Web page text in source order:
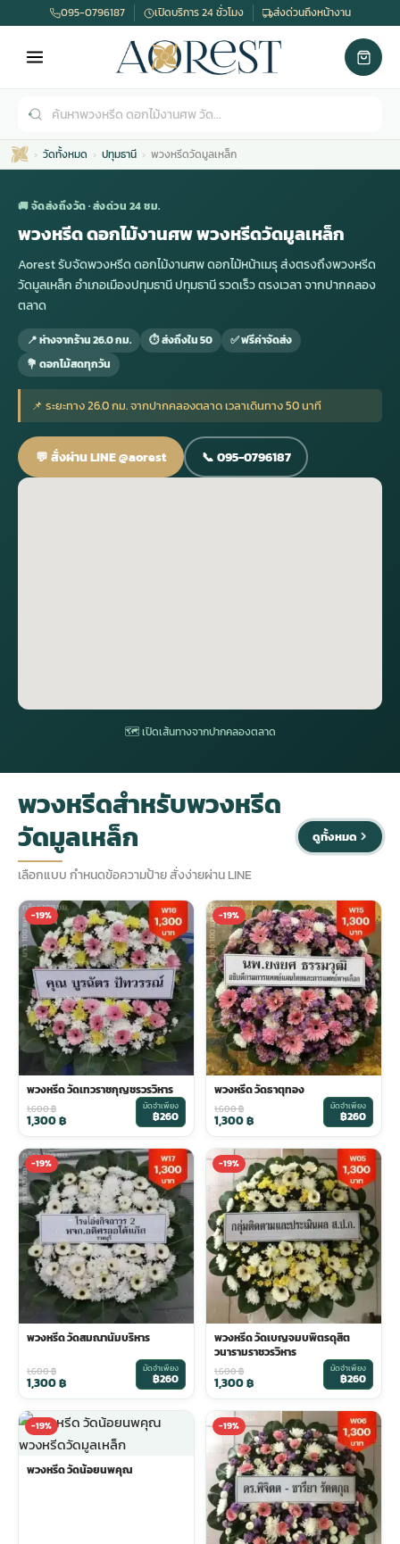
ดอกไม้หน้าศพ
ดอกไม้จัดงานศพ
จัดดอกไม้หน้าศพ
ดอกไม้หน้าหีบ
ดอกไม้งานศพ กรุงเทพ
ดอกไม้งานศพ ปากคลองตลาด
ร้านดอกไม้งานศพ ใกล้ฉัน
ดอกไม้งานศพ ราคาถูก
จัดดอกไม้งานศพ ราคา
ดอกไม้งานศพ ส่งฟรี
ดอกไม้งานศพ ออนไลน์
พวงดอกไม้งานศพ
tpdecorate ปูพื้น
พวงหรีด กรุงเทพ
พวงหรีดราคา
สั่งพวงหรีด
ร้านพวงหรีด
พวงหรีดดอกไม้สด ราคาถูก
สั่งพวงหรีด ออนไลน์
ส่งพวงหรีด ด่วน กรุงเทพ
ร้านพวงหรีด กรุงเทพ ส่งฟรี
พวงหรีด ปากคลองตลาด ราคา
พวงหรีด ส่งด่วน วันนี้
มรุ
น้าเมรุ
มรุสีขาว
ไม้หน้าเมรุ
ระดับเมรุ
มรุ ออนไลน์
มรุ ส่งด่วน
น้าเมรุ กรุงเทพ
ไม้งานแต่ง
ไม้งานแต่ง ราคา
ไม้งานแต่ง ราคาถูก
ไม้งานแต่ง กรุงเทพ
พวงหรีดพัดลม
พวงหรีดพัดลม ราคา
พวงหรีดพัดลม ราคาถูก
พวงหรีดพัดลม กรุงเทพ
พวงหรีดพัดลม แบบสวยๆ
รับจัดงานศพ
รับจัดงานศพ ราคา
รับจัดงานศพ ครบวงจร
รับจัดงานศพ กรุงเทพ
095-0796187 เปิดบริการ 24 ชั่วโมง ส่งด่วนถึงหน้างาน
วัดทั้งหมด ปทุมธานี พวงหรีดวัดมูลเหล็ก
🚚 จัดส่งถึงวัด · ส่งด่วน 24 ชม.
พวงหรีด ดอกไม้งานศพ พวงหรีดวัดมูลเหล็ก
Aorest รับจัดพวงหรีด ดอกไม้งานศพ ดอกไม้หน้าเมรุ ส่งตรงถึงพวงหรีด
วัดมูลเหล็ก อำเภอเมืองปทุมธานี ปทุมธานี รวดเร็ว ตรงเวลา จากปากคลอง
ตลาด
📍 ห่างจากร้าน 26.0 กม. ⏱ ส่งถึงใน 50
✅ ฟรีค่าจัดส่ง
💐 ดอกไม้สดทุกวัน
📌 ระยะทาง 26.0 กม. จากปากคลองตลาด เวลาเดินทาง 50 นาที
💬 สั่งผ่าน LINE @aorest 📞 095-0796187
🗺 เปิดเส้นทางจากปากคลองตลาด
พวงหรีดสำหรับพวงหรีด
วัดมูลเหล็ก
เลือกแบบ กำหนดข้อความป้าย สั่งง่ายผ่าน LINE
ดูทั้งหมด
-19%
พวงหรีด วัดเทวราชกุญชรวรวิหาร
1,600฿
1,300฿
มัดจำเพียง
฿260
-19%
พวงหรีด วัดธาตุทอง
1,600฿
1,300฿
มัดจำเพียง
฿260
-19%
พวงหรีด วัดสมณานัมบริหาร
1,600฿
1,300฿
มัดจำเพียง
฿260
-19%
พวงหรีด วัดเบญจมบพิตรดุสิต
วนารามราชวรวิหาร
1,600฿
1,300฿
มัดจำเพียง
฿260
-19%
พวงหรีด วัดน้อยนพคุณ
-19%